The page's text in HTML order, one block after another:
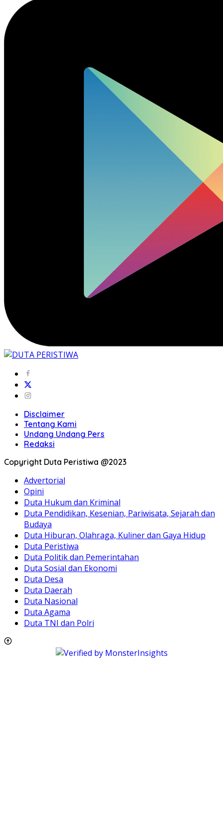
Disclaimer
Tentang Kami
Undang Undang Pers
Redaksi
Copyright Duta Peristiwa @2023
Advertorial
Opini
Duta Hukum dan Kriminal
Duta Pendidikan, Kesenian, Pariwisata, Sejarah dan
Budaya
Duta Hiburan, Olahraga, Kuliner dan Gaya Hidup
Duta Peristiwa
Duta Politik dan Pemerintahan
Duta Sosial dan Ekonomi
Duta Desa
Duta Daerah
Duta Nasional
Duta Agama
Duta TNI dan Polri